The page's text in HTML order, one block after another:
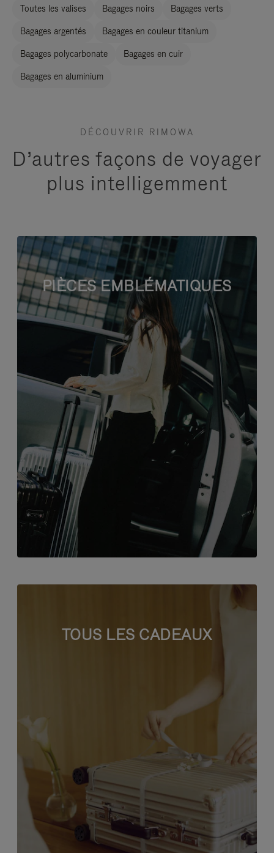
Toutes les valises Bagages noirs Bagages verts
Bagages argentés Bagages en couleur titanium
Bagages polycarbonate Bagages en cuir
Bagages en aluminium
DÉCOUVRIR RIMOWA
D’autres façons de voyager
plus intelligemment
PIÈCES EMBLÉMATIQUES
TOUS LES CADEAUX